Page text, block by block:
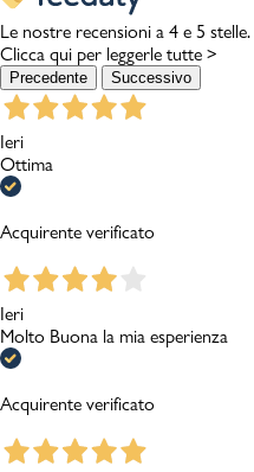
Le nostre recensioni a 4 e 5 stelle.
Clicca qui per leggerle tutte >
Precedente Successivo
Ieri
Ottima
Acquirente verificato
Ieri
Molto Buona la mia esperienza
Acquirente verificato